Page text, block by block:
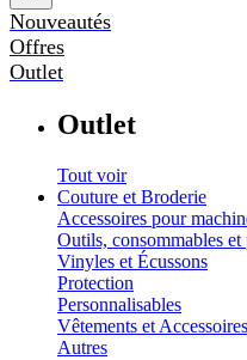
Nouveautés
Offres
Outlet
Outlet
Tout voir
Couture et Broderie
Accessoires pour
Outils, consommables et
Vinyles et Écussons
Protection
Personnalisables
Vêtements et Accessoires
Autres